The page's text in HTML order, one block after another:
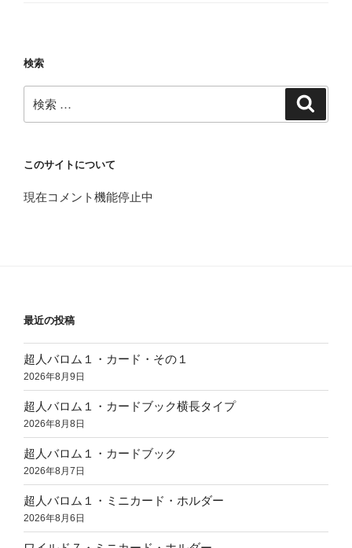
検索
検
索:
このサイトについて
現在コメント機能停止中
最近の投稿
超人バロム１・カード・その１
2026年8月9日
超人バロム１・カードブック横長タイプ
2026年8月8日
超人バロム１・カードブック
2026年8月7日
超人バロム１・ミニカード・ホルダー
2026年8月6日